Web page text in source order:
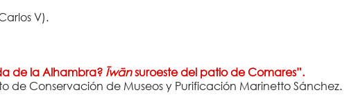
V).
de la Alhambra? Īwānsuroeste del patio de Comares”.
de Conservación de Museos y Purificación Marinetto Sánchez.